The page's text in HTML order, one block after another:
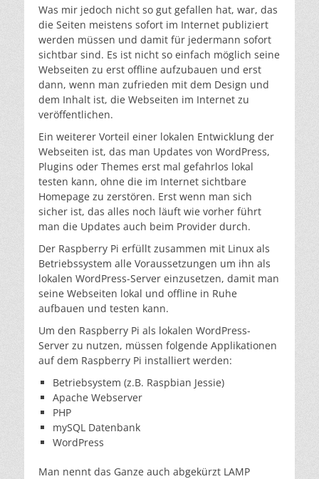
Was mir jedoch nicht so gut gefallen hat, war, das
die Seiten meistens sofort im Internet publiziert
werden müssen und damit für jedermann sofort
sichtbar sind. Es ist nicht so einfach möglich seine
Webseiten zu erst offline aufzubauen und erst
dann, wenn man zufrieden mit dem Design und
dem Inhalt ist, die Webseiten im Internet zu
veröffentlichen.
Ein weiterer Vorteil einer lokalen Entwicklung der
Webseiten ist, das man Updates von WordPress,
Plugins oder Themes erst mal gefahrlos lokal
testen kann, ohne die im Internet sichtbare
Homepage zu zerstören. Erst wenn man sich
sicher ist, das alles noch läuft wie vorher führt
man die Updates auch beim Provider durch.
Der Raspberry Pi erfüllt zusammen mit Linux als
Betriebssystem alle Voraussetzungen um ihn als
lokalen WordPress-Server einzusetzen, damit man
seine Webseiten lokal und offline in Ruhe
aufbauen und testen kann.
Um den Raspberry Pi als lokalen WordPress-
Server zu nutzen, müssen folgende Applikationen
auf dem Raspberry Pi installiert werden:
Betriebsystem (z.B. Raspbian Jessie)
Apache Webserver
PHP
mySQL Datenbank
WordPress
Man nennt das Ganze auch abgekürzt LAMP